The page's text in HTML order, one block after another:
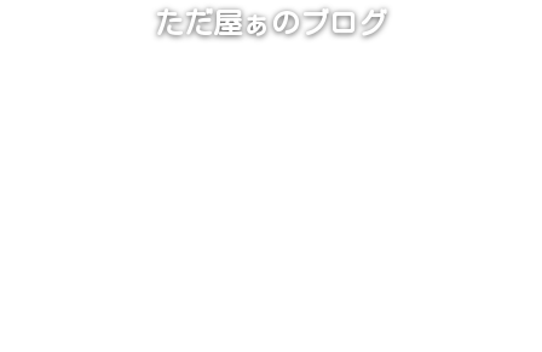
ただ屋ぁのブログ